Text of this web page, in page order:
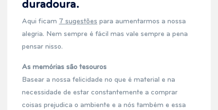
duradoura.
Aqui ficam 7 sugestões para aumentarmos a nossa
alegria. Nem sempre é fácil mas vale sempre a pena
pensar nisso.
As memórias são tesouros
Basear a nossa felicidade no que é material e na
necessidade de estar constantemente a comprar
coisas prejudica o ambiente e a nós também e essa